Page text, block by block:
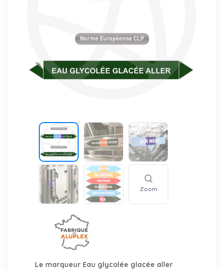
Zoom
Le marqueur Eau glycolée glacée aller